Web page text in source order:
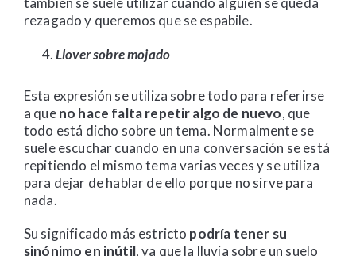
rezagado y queremos que se espabile.
Llover sobre mojado
Esta expresión se utiliza sobre todo para referirse
a queno hace falta repetir algo de nuevo, que
todo está dicho sobre un tema. Normalmente se
suele escuchar cuando en una conversación se está
repitiendo el mismo tema varias veces y se utiliza
para dejar de hablar de ello porque no sirve para
nada.
Su significado más estricto podría tener su
sinónimo en inútil, ya que la lluvia sobre un suelo